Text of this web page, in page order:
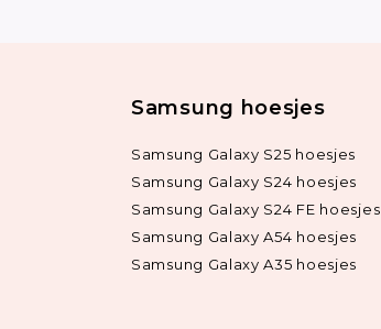
Samsung hoesjes
Samsung Galaxy S25 hoesjes
Samsung Galaxy S24 hoesjes
Samsung Galaxy S24 FE hoesjes
Samsung Galaxy A54 hoesjes
Samsung Galaxy A35 hoesjes